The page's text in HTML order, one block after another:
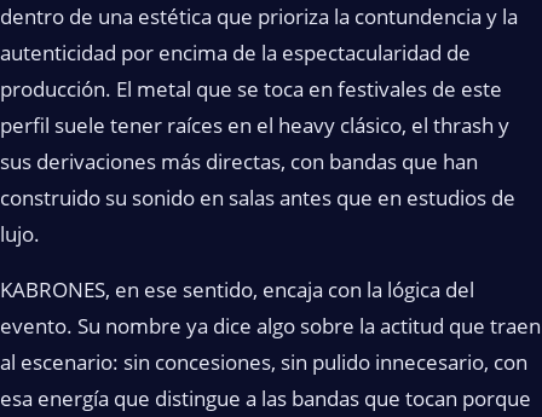
dentro de una estética que prioriza la contundencia y la
autenticidad por encima de la espectacularidad de
producción. El metal que se toca en festivales de este
perfil suele tener raíces en el heavy clásico, el thrash y
sus derivaciones más directas, con bandas que han
construido su sonido en salas antes que en estudios de
lujo.
KABRONES, en ese sentido, encaja con la lógica del
evento. Su nombre ya dice algo sobre la actitud que traen
al escenario: sin concesiones, sin pulido innecesario, con
esa energía que distingue a las bandas que tocan porque